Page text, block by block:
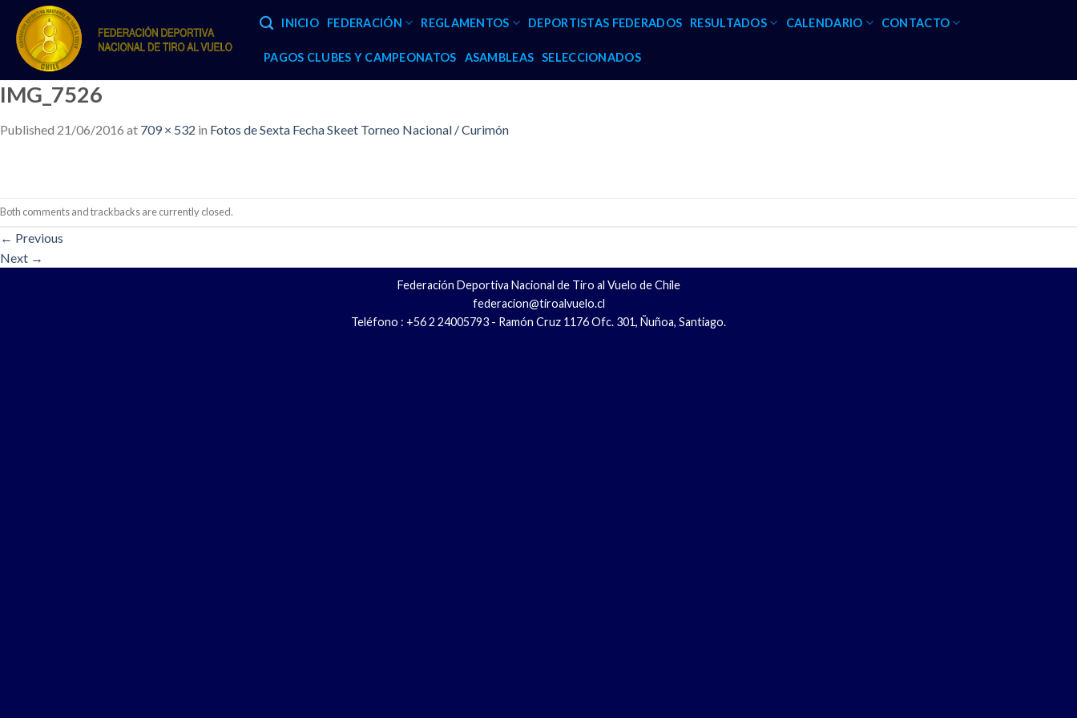
content
INICIO FEDERACIÓN REGLAMENTOS DEPORTISTAS FEDERADOS RESULTADOS CALENDARIO CONTACTO
PAGOS CLUBES Y CAMPEONATOS ASAMBLEAS SELECCIONADOS
IMG_7526
Published 21/06/2016 at 709 × 532 in Fotos de Sexta Fecha Skeet Torneo Nacional / Curimón
Both comments and trackbacks are currently closed.
← Previous
Next →
Federación Deportiva Nacional de Tiro al Vuelo de Chile
federacion@tiroalvuelo.cl
Teléfono : +56 2 24005793 - Ramón Cruz 1176 Ofc. 301, Ñuñoa, Santiago.